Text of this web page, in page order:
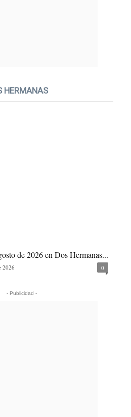
HERMANAS
de 2026 en Dos Hermanas...
2026 0
- Publicidad -